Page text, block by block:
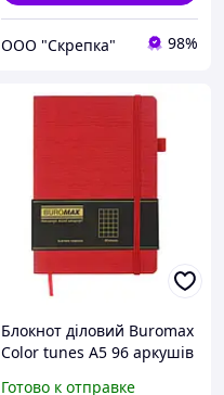
ООО "Скрепка" 98%
Блокнот діловий Buromax
Color tunes А5 96 аркушів
Готово к отправке